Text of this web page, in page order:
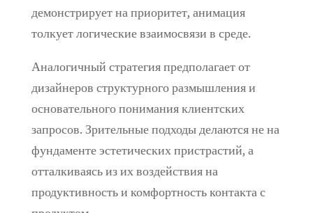
демонстрирует на приоритет, анимация
толкует логические взаимосвязи в среде.
Аналогичный стратегия предполагает от
дизайнеров структурного размышления и
основательного понимания клиентских
запросов. Зрительные подходы делаются не на
фундаменте эстетических пристрастий, а
отталкиваясь из их воздействия на
продуктивность и комфортность контакта с